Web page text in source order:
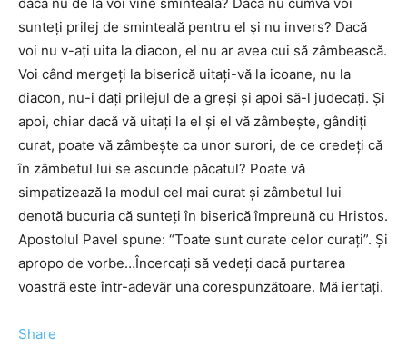
sunteţi prilej de sminteală pentru el şi nu invers? Dacă
voi nu v-aţi uita la diacon, el nu ar avea cui să zâmbească.
Voi când mergeţi la biserică uitaţi-vă la icoane, nu la
diacon, nu-i daţi prilejul de a greşi şi apoi să-l judecaţi. Şi
apoi, chiar dacă vă uitaţi la el şi el vă zâmbeşte, gândiţi
curat, poate vă zâmbeşte ca unor surori, de ce credeţi că
în zâmbetul lui se ascunde păcatul? Poate vă
simpatizează la modul cel mai curat şi zâmbetul lui
denotă bucuria că sunteţi în biserică împreună cu Hristos.
Apostolul Pavel spune: “Toate sunt curate celor curaţi”. Şi
apropo de vorbe…Încercaţi să vedeţi dacă purtarea
voastră este într-adevăr una corespunzătoare. Mă iertaţi.
Share